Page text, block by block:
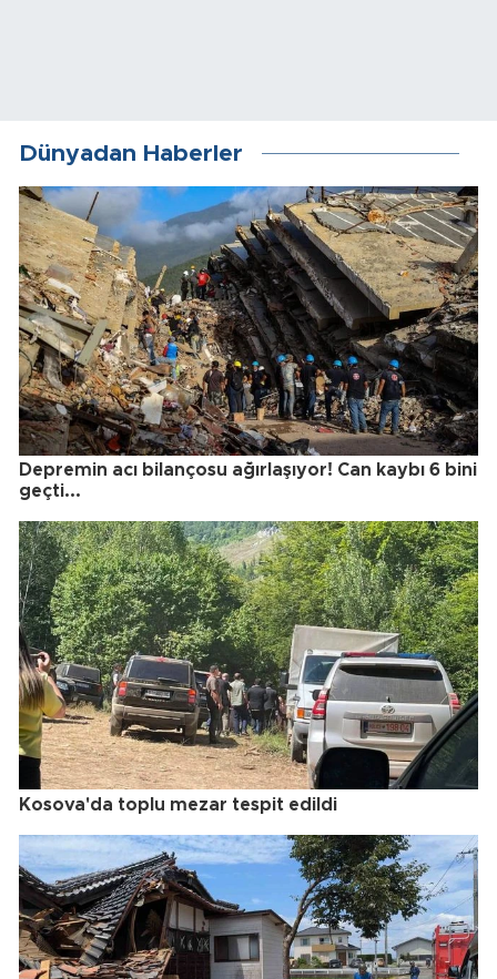
Dünyadan Haberler
Depremin acı bilançosu ağırlaşıyor! Can kaybı 6 bini
geçti...
Kosova'da toplu mezar tespit edildi